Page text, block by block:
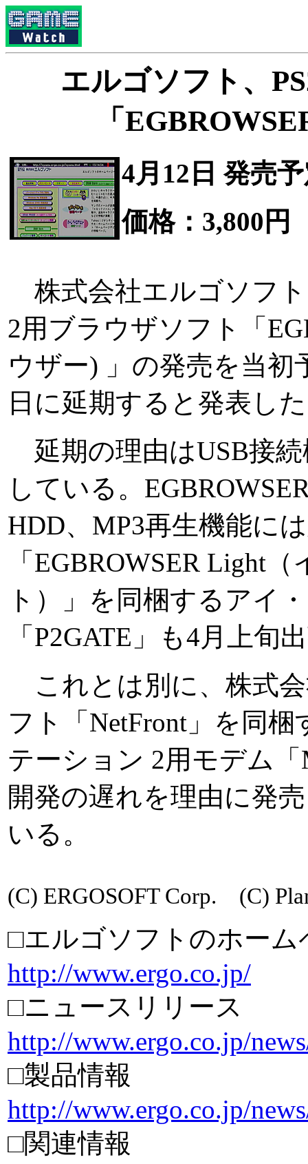
エルゴソフト、
「
4月12日 発売
価格：3,800円
株式会社エルゴソフ
2用ブラウザソフト「
ウザー) 」の発売を当初
日に延期すると発表し
延期の理由はUSB接
している。
HDD、MP3再生機能に
「EGBROWSER Light
ト）」を同梱するアイ
「P2GATE」も4月上旬
これとは別に、株式会
フト「NetFront」を同
テーション 2用モデム
開発の遅れを理由に発
いる。
(C) ERGOSOFT Corp. (C)
□エルゴソフトのホーム
http://www.ergo.co.jp/
□ニュースリリース
http://www.ergo.co.jp/
□製品情報
http://www.ergo.co.jp/
□関連情報